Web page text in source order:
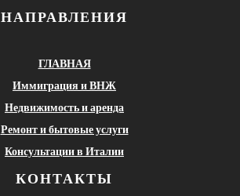
НАПРАВЛЕНИЯ
ГЛАВНАЯ
Иммиграция и ВНЖ
Недвижимость и аренда
Ремонт и бытовые услуги
Консультации в Италии
КОНТАКТЫ